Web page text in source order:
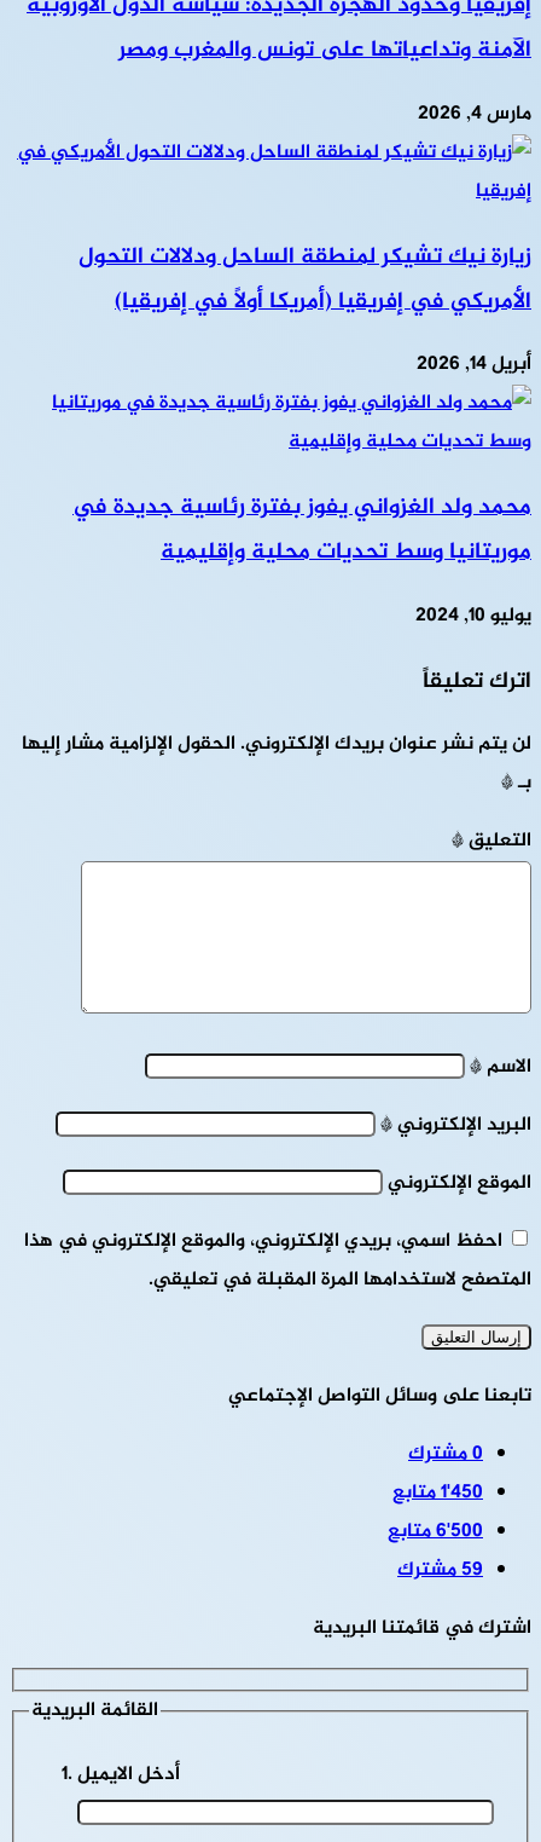
الآمنة وتداعياتها على تونس والمغرب ومصر
مارس 4, 2026
زيارة نيك تشيكر لمنطقة الساحل ودلالات التحول
الأمريكي في إفريقيا (أمريكا أولاً في إفريقيا)
أبريل 14, 2026
محمد ولد الغزواني يفوز بفترة رئاسية جديدة في
موريتانيا وسط تحديات محلية وإقليمية
يوليو 10, 2024
اترك تعليقاً
لن يتم نشر عنوان بريدك الإلكتروني. الحقول الإلزامية مشار إليها
بـ*
التعليق*
الاسم*
البريد الإلكتروني*
الموقع الإلكتروني
احفظ اسمي، بريدي الإلكتروني، والموقع الإلكتروني في هذا
المتصفح لاستخدامها المرة المقبلة في تعليقي.
تابعنا على وسائل التواصل الإجتماعي
0مشترك
1٬450متابع
6٬500متابع
59مشترك
اشترك في قائمتنا البريدية
القائمة البريدية